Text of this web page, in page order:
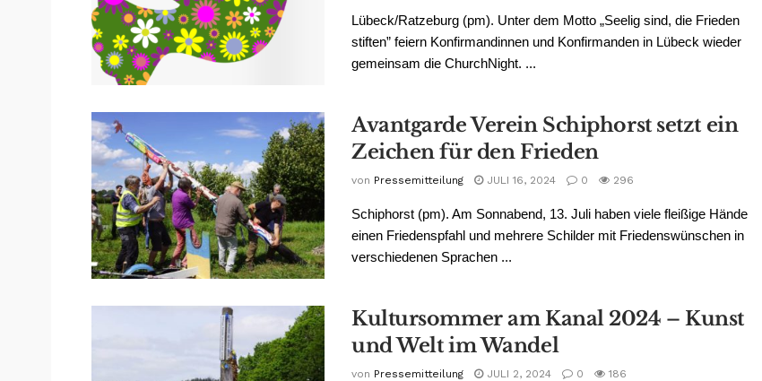
Lübeck/Ratzeburg (pm). Unter dem Motto „Seelig sind, die Frieden
stiften” feiern Konfirmandinnen und Konfirmanden in Lübeck wieder
gemeinsam die ChurchNight. ...
Avantgarde Verein Schiphorst setzt ein
Zeichen für den Frieden
von Pressemitteilung JULI 16, 2024 0 296
Schiphorst (pm). Am Sonnabend, 13. Juli haben viele fleißige Hände
einen Friedenspfahl und mehrere Schilder mit Friedenswünschen in
verschiedenen Sprachen ...
Kultursommer am Kanal 2024 – Kunst
und Welt im Wandel
von Pressemitteilung JULI 2, 2024 0 186